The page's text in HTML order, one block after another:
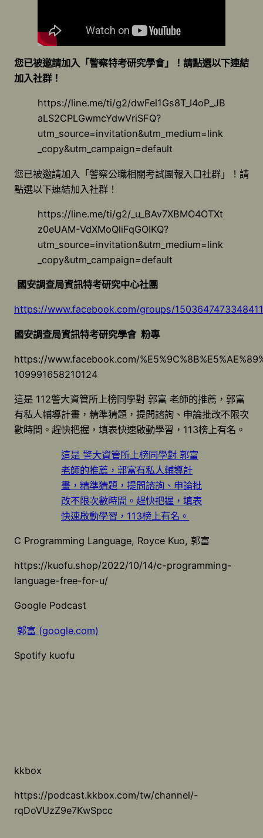
您已被邀請加入「警察特考研究學會」！請點選以下連結
加入社群！
https://line.me/ti/g2/dwFel1Gs8T_I4oP_JB
aLS2CPLGwmcYdwVriSFQ?
utm_source=invitation&utm_medium=link
_copy&utm_campaign=default
您已被邀請加入「警察公職相關考試團報入口社群」！請
點選以下連結加入社群！
https://line.me/ti/g2/_u_BAv7XBMO4OTXt
z0eUAM-VdXMoQliFqGOIKQ?
utm_source=invitation&utm_medium=link
_copy&utm_campaign=default
國安調查局資訊特考研究中心社團
https://www.facebook.com/groups/1503647473348411
國安調查局資訊特考研究學會 粉專
https://www.facebook.com/
109991658210124
這是 112警大資管所上榜同學對 郭富 老師的推薦，郭富
有私人輔導計畫，精準猜題，提問諮詢、申論批改不限次
數時間。趕快把握，填表快速啟動學習，113榜上有名。
這是 警大資管所上榜同學對 郭富
老師的推薦，郭富有私人輔導計
畫，精準猜題，提問諮詢、申論批
改不限次數時間。趕快把握，填表
快速啟動學習，113榜上有名。
C Programming Language, Royce Kuo, 郭富
https://kuofu.shop/2022/10/14/c-programming-
language-free-for-u/
Google Podcast
郭富 (google.com)
Spotify kuofu
kkbox
https://podcast.kkbox.com/tw/channel/-
rqDoVUzZ9e7KwSpcc